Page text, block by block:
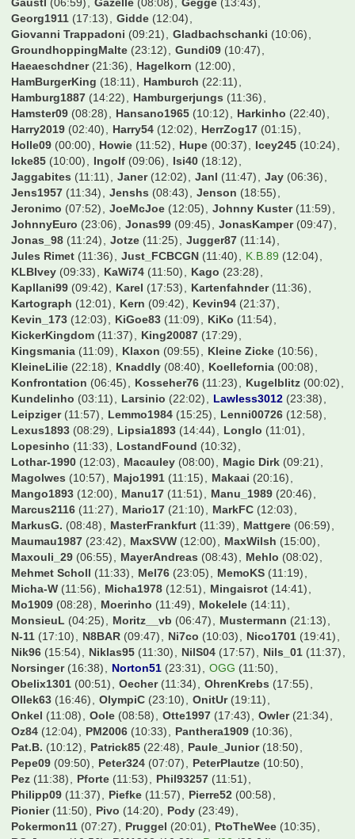
Gaustl (06:59) Gazelle (08:08) Gegge (13:43)
Georg1911 (17:13) Gidde (12:04)
Giovanni Trappadoni (09:21) Gladbachschanki (10:06)
GroundhoppingMalte (23:12) Gundi09 (10:47)
Haeaeschdner (21:36) Hagelkorn (12:00)
HamBurgerKing (18:11) Hamburch (22:11)
Hamburg1887 (14:22) Hamburgerjungs (11:36)
Hamster09 (08:28) Hansano1965 (10:12) Harkinho (22:40)
Harry2019 (02:40) Harry54 (12:02) HerrZog17 (01:15)
Holle09 (00:00) Howie (11:52) Hupe (00:37) Icey245 (10:24)
Icke85 (10:00) Ingolf (09:06) Isi40 (18:12)
Jaggabites (11:11) Janer (12:02) Janl (11:47) Jay (06:36)
Jens1957 (11:34) Jenshs (08:43) Jenson (18:55)
Jeronimo (07:52) JoeMcJoe (12:05) Johnny Kuster (11:59)
JohnnyEuro (23:06) Jonas99 (09:45) JonasKamper (09:47)
Jonas_98 (11:24) Jotze (11:25) Jugger87 (11:14)
Jules Rimet (11:36) Just_FCBCGN (11:40) K.B.89 (12:04)
KLBIvey (09:33) KaWi74 (11:50) Kago (23:28)
Kapllani99 (09:42) Karel (17:53) Kartenfahnder (11:36)
Kartograph (12:01) Kern (09:42) Kevin94 (21:37)
Kevin_173 (12:03) KiGoe83 (11:09) KiKo (11:54)
KickerKingdom (11:37) King20087 (17:29)
Kingsmania (11:09) Klaxon (09:55) Kleine Zicke (10:56)
KleineLilie (22:18) Knaddly (08:40) Koellefornia (00:08)
Konfrontation (06:45) Kosseher76 (11:23) Kugelblitz (00:02)
Kundelinho (03:11) Larsinio (22:02) Lawless3012 (23:38)
Leipziger (11:57) Lemmo1984 (15:25) Lenni00726 (12:58)
Lexus1893 (08:29) Lipsia1893 (14:44) Longlo (11:01)
Lopesinho (11:33) LostandFound (10:32)
Lothar-1990 (12:03) Macauley (08:00) Magic Dirk (09:21)
Magolwes (10:57) Majo1991 (11:15) Makaai (20:16)
Mango1893 (12:00) Manu17 (11:51) Manu_1989 (20:46)
Marcus2116 (11:27) Mario17 (21:10) MarkFC (12:03)
MarkusG. (08:48) MasterFrankfurt (11:39) Mattgere (06:59)
Maumau1987 (23:42) MaxSVW (12:00) MaxWilsh (15:00)
Maxouli_29 (06:55) MayerAndreas (08:43) Mehlo (08:02)
Mehmet Scholl (11:33) Mel76 (23:05) MemoKS (11:19)
Micha-W (11:56) Micha1978 (12:51) Mingaisrot (14:41)
Mo1909 (08:28) Moerinho (11:49) Mokelele (14:11)
MonsieuL (04:25) Moritz__vb (06:47) Mustermann (21:13)
N-11 (17:10) N8BAR (09:47) Ni7co (10:03) Nico1701 (19:41)
Nik96 (15:54) Niklas95 (11:30) NilS04 (17:57) Nils_01 (11:37)
Norsinger (16:38) Norton51 (23:31) OGG (11:50)
Obelix1301 (00:51) Oecher (11:34) OhrenKrebs (17:55)
Ollek63 (16:46) OlympiC (23:10) OnitUr (19:11)
Onkel (11:08) Oole (08:58) Otte1997 (17:43) Owler (21:34)
Oz84 (12:04) PM2006 (10:33) Panthera1909 (10:36)
Pat.B. (10:12) Patrick85 (22:48) Paule_Junior (18:50)
Pepe09 (09:50) Peter324 (07:07) PeterPlautze (10:50)
Pez (11:38) Pforte (11:53) Phil93257 (11:51)
Philipp09 (11:37) Piefke (11:57) Pierre52 (00:58)
Pionier (11:50) Pivo (14:20) Pody (23:49)
Pokermon11 (07:27) Pruggel (20:01) PtoTheWee (10:35)